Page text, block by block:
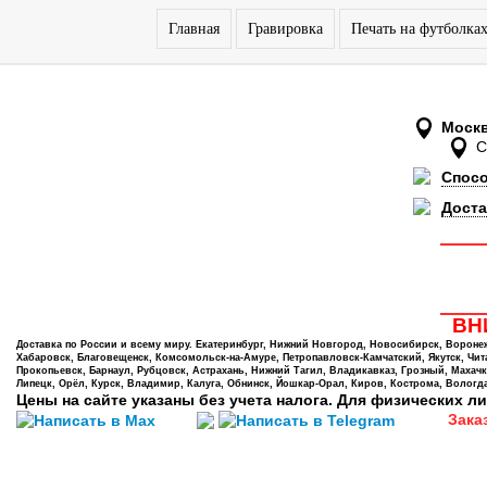
Главная Гравировка Печать на футболках
Доставка по России и всему миру. Екатеринбург, Нижний Новгород, Новосибирск,
Хабаровск, Благовещенск, Комсомольск-на-Амуре, Петропавловск-Камчатский, Якутск,
Прокопьевск, Барнаул, Рубцовск, Астрахань, Нижний Тагил, Владикавказ, Грозный,
Липецк, Орёл, Курск, Владимир, Калуга, Обнинск, Йошкар-Орал, Киров, Кострома,
Цены на сайте указаны без учета налога. Для физических